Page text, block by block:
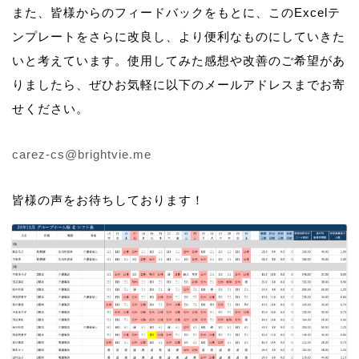
また、皆様からのフィードバックをもとに、このExcelテ
ンプレートをさらに改良し、より便利なものにしていきた
いと考えています。使用してみた感想や改善のご希望があ
りましたら、ぜひお気軽に以下のメールアドレスまでお寄
せください。
carez-cs@brightvie.me
皆様の声をお待ちしております！